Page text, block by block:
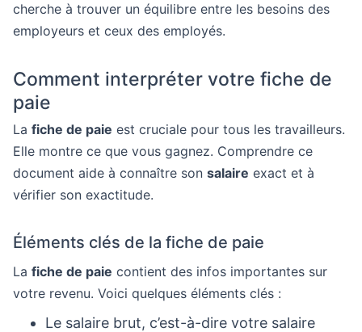
cherche à trouver un équilibre entre les besoins des
employeurs et ceux des employés.
Comment interpréter votre fiche de
paie
La fiche de paie est cruciale pour tous les travailleurs.
Elle montre ce que vous gagnez. Comprendre ce
document aide à connaître son salaire exact et à
vérifier son exactitude.
Éléments clés de la fiche de paie
La fiche de paie contient des infos importantes sur
votre revenu. Voici quelques éléments clés :
Le salaire brut, c’est-à-dire votre salaire